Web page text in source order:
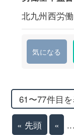
北九州西労
気になる
61〜77件目
« 先頭 « ...